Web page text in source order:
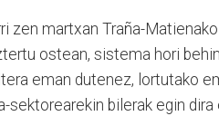
zen martxan Traña-
ostean, sistema hori
eman dutenez, lortutako
sektorearekin bilerak egin